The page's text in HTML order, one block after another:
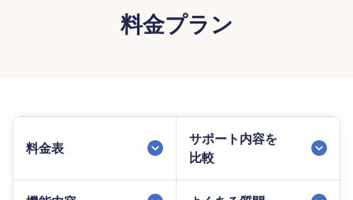
料金プラン
料金表
サポート内容を
比較